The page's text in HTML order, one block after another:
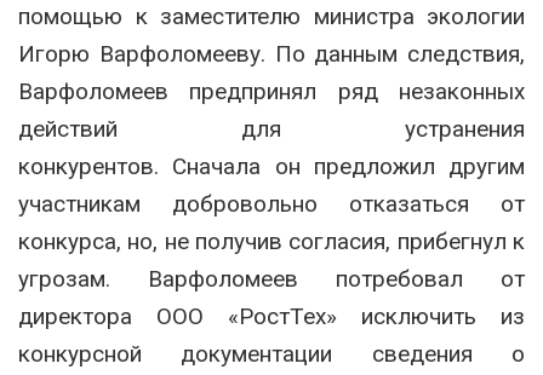
помощью к заместителю министра экологии
Игорю Варфоломееву. По данным следствия,
Варфоломеев предпринял ряд незаконных
действий для устранения
конкурентов. Сначала он предложил другим
участникам добровольно отказаться от
конкурса, но, не получив согласия, прибегнул к
угрозам. Варфоломеев потребовал от
директора ООО «РостТех» исключить из
конкурсной документации сведения о